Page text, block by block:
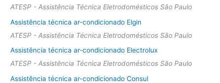
ATESP - Assistência Técnica Eletrodomésticos São Paulo
Assistência técnica ar-condicionado Elgin
ATESP - Assistência Técnica Eletrodomésticos São Paulo
Assistência técnica ar-condicionado Electrolux
ATESP - Assistência Técnica Eletrodomésticos São Paulo
Assistência técnica ar-condicionado Consul